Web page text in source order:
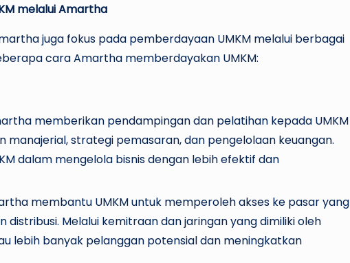
melalui Amartha
juga fokus pada pemberdayaan UMKM melalui berbagai
cara Amartha memberdayakan UMKM:
memberikan pendampingan dan pelatihan kepada UMKM
strategi pemasaran, dan pengelolaan keuangan.
dalam mengelola bisnis dengan lebih efektif dan
membantu UMKM untuk memperoleh akses ke pasar yang
distribusi. Melalui kemitraan dan jaringan yang dimiliki oleh
lebih banyak pelanggan potensial dan meningkatkan